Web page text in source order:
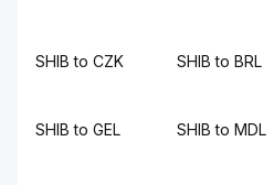
SHIB to CZK SHIB to BRL
SHIB to GEL SHIB to MDL